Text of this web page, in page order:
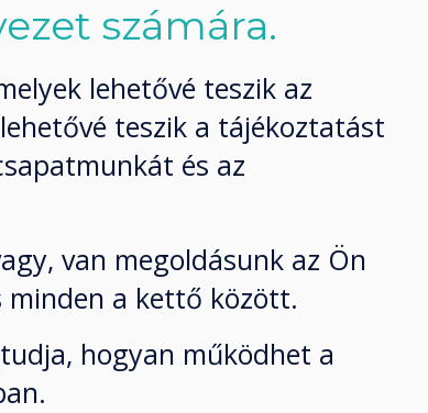
számára.
lehetővé teszik az
teszik a tájékoztatást
és az
van megoldásunk az Ön
minden a kettő között.
hogyan működhet a